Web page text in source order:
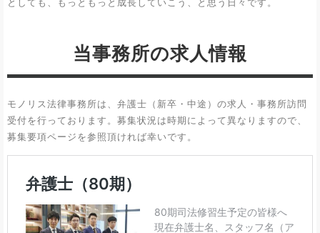
としても、もっともっと成長していこう、と思う日々です。
当事務所の求人情報
モノリス法律事務所は、弁護士（新卒・中途）の求人・事務所訪問
受付を行っております。募集状況は時期によって異なりますので、
募集要項ページを参照頂ければ幸いです。